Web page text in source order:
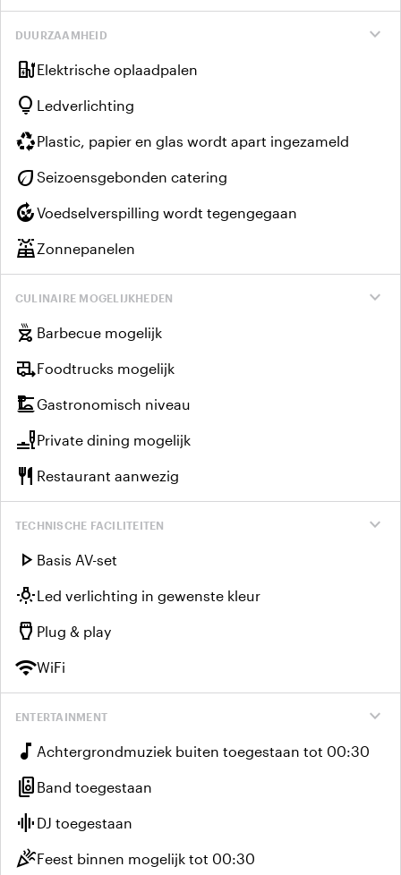
expand_more
DUURZAAMHEID
ev_chargerElektrische oplaadpalen
lightbulb Ledverlichting
recyclingPlastic, papier en glas wordt apart ingezameld
eco Seizoensgebonden catering
compostVoedselverspilling wordt tegengegaan
solar_powerZonnepanelen
expand_more
CULINAIRE MOGELIJKHEDEN
outdoor_grill Barbecue mogelijk
rv_hookupFoodtrucks mogelijk
dinner_diningGastronomisch niveau
brunch_diningPrivate dining mogelijk
restaurant Restaurant aanwezig
expand_more
TECHNISCHE FACILITEITEN
play_arrow Basis AV-set
wb_incandescentLed verlichting in gewenste kleur
settings_input_hdmi Plug & play
wifiWiFi
expand_more
ENTERTAINMENT
music_note Achtergrondmuziek buiten toegestaan tot 00:30
speaker_group Band toegestaan
graphic_eq DJ toegestaan
celebrationFeest binnen mogelijk tot 00:30